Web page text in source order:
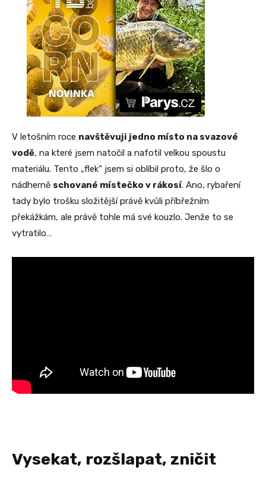
V letošním roce navštěvuji jedno místo na svazové
vodě, na které jsem natočil a nafotil velkou spoustu
materiálu. Tento „flek“ jsem si oblíbil proto, že šlo o
nádherně schované místečko v rákosí. Ano, rybaření
tady bylo trošku složitější právě kvůli příbřežním
překážkám, ale právě tohle má své kouzlo. Jenže to se
vytratilo…
Vysekat, rozšlapat, zničit